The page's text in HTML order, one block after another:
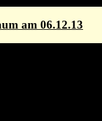
am 06.12.13